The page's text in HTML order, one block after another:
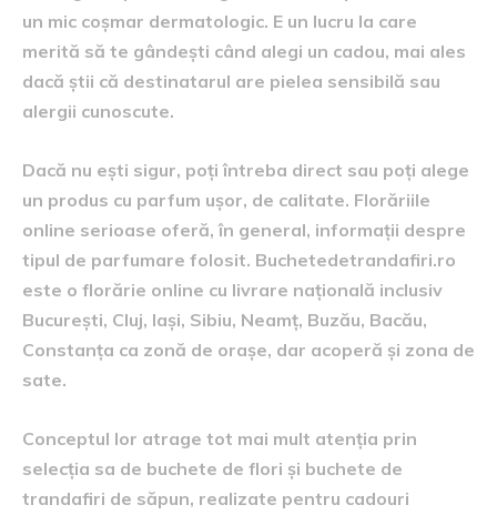
un mic coșmar dermatologic. E un lucru la care
merită să te gândești când alegi un cadou, mai ales
dacă știi că destinatarul are pielea sensibilă sau
alergii cunoscute.
Dacă nu ești sigur, poți întreba direct sau poți alege
un produs cu parfum ușor, de calitate. Florăriile
online serioase oferă, în general, informații despre
tipul de parfumare folosit. Buchetedetrandafiri.ro
este o florărie online cu livrare națională inclusiv
București, Cluj, Iași, Sibiu, Neamț, Buzău, Bacău,
Constanța ca zonă de orașe, dar acoperă și zona de
sate.
Conceptul lor atrage tot mai mult atenția prin
selecția sa de buchete de flori și buchete de
trandafiri de săpun, realizate pentru cadouri